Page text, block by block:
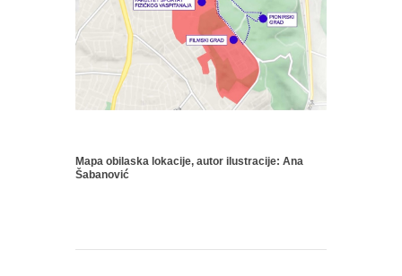
Mapa obilaska lokacije, autor ilustracije: Ana
Šabanović